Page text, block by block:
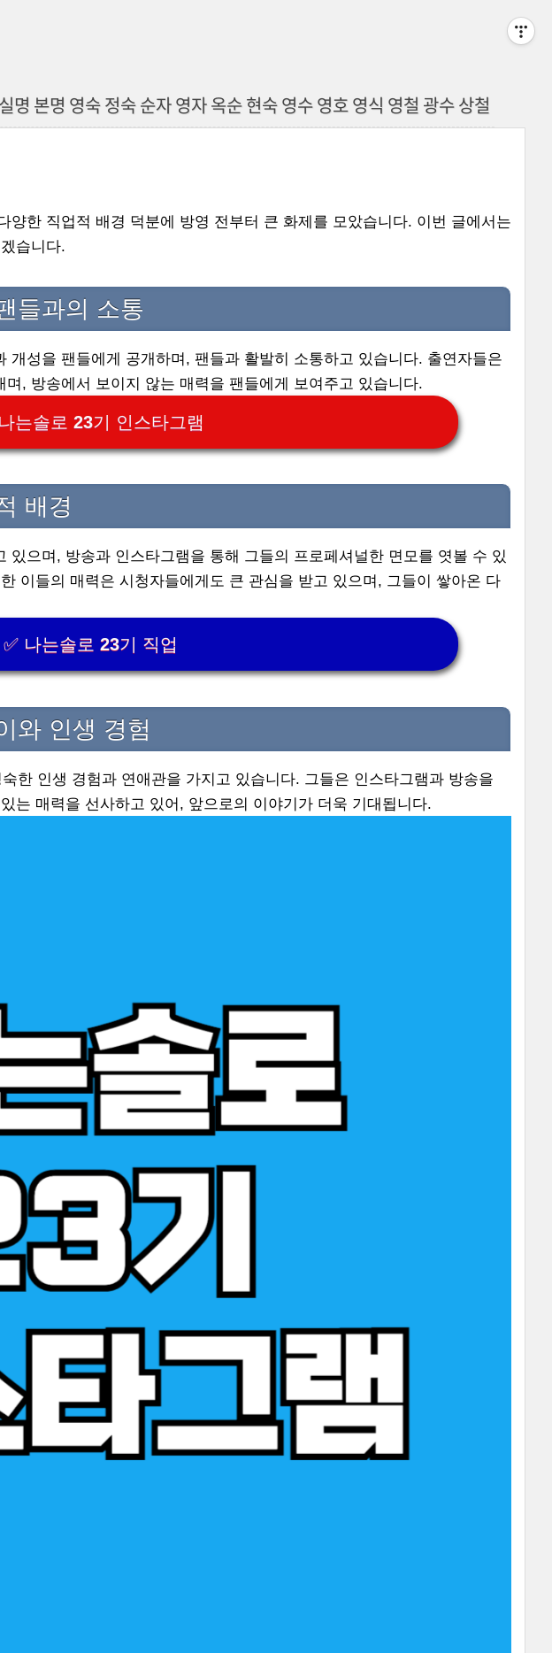
명 본명 영숙 정숙 순자 영자 옥순 현숙 영수 영호 영식 영철 광수 상철
양한 직업적 배경 덕분에 방영 전부터 큰 화제를 모았습니다. 이번 글에서는
습니다.
들과의 소통
개성을 팬들에게 공개하며, 팬들과 활발히 소통하고 있습니다. 출연자들은
, 방송에서 보이지 않는 매력을 팬들에게 보여주고 있습니다.
는솔로 23기 인스타그램
배경
있으며, 방송과 인스타그램을 통해 그들의 프로페셔널한 면모를 엿볼 수 있
이들의 매력은 시청자들에게도 큰 관심을 받고 있으며, 그들이 쌓아온 다
✅ 나는솔로 23기 직업
와 인생 경험
한 인생 경험과 연애관을 가지고 있습니다. 그들은 인스타그램과 방송을
는 매력을 선사하고 있어, 앞으로의 이야기가 더욱 기대됩니다.